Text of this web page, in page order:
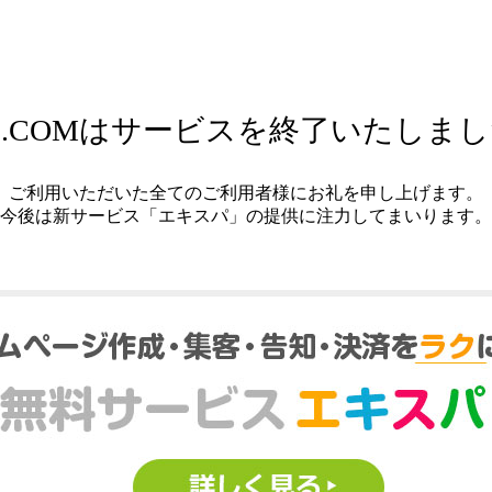
はサービスを終了いたしま
ご利用いただいた全てのご利用者様にお礼を申し上げます。
今後は新サービス「エキスパ」の提供に注力してまいります。